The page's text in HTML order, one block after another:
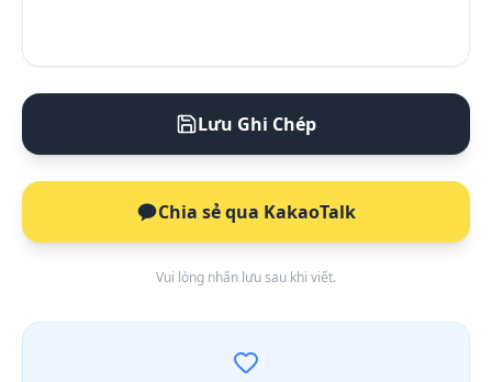
Lưu Ghi Chép
Chia sẻ qua KakaoTalk
Vui lòng nhấn lưu sau khi viết.